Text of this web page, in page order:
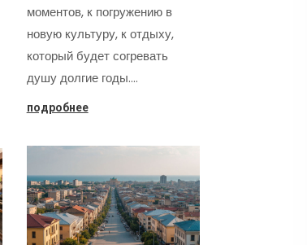
моментов, к погружению в
новую культуру, к отдыху,
который будет согревать
душу долгие годы.…
подробнее